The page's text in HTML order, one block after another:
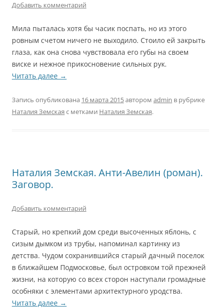
Добавить комментарий
Мила пыталась хотя бы часик поспать, но из этого
ровным счетом ничего не выходило. Стоило ей закрыть
глаза, как она снова чувствовала его губы на своем
виске и нежное прикосновение сильных рук.
Читать далее →
Запись опубликована 16 марта 2015автором admin в рубрике
Наталия Земская с метками Наталия Земская.
Наталия Земская. Анти-Авелин (роман).
Заговор.
Добавить комментарий
Старый, но крепкий дом среди высоченных яблонь, с
сизым дымком из трубы, напоминал картинку из
детства. Чудом сохранившийся старый дачный поселок
в ближайшем Подмосковье, был островком той прежней
жизни, на которую со всех сторон наступали громадные
особняки с элементами архитектурного уродства.
Читать далее →